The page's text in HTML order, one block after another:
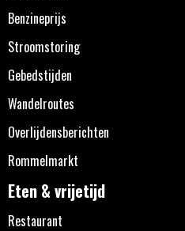
Benzineprijs
Stroomstoring
Gebedstijden
Wandelroutes
Overlijdensberichten
Rommelmarkt
Eten & vrijetijd
Restaurant